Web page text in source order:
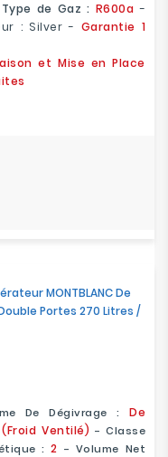
Type de Gaz : R600a -
: Silver - Garantie 1
et Mise en Place
MONTBLANC De
Portes 270 Litres /
De Dégivrage :
De
Ventilé) - Classe
: 2 - Volume Net